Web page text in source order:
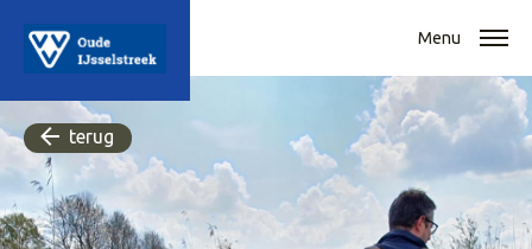
Menu
terug